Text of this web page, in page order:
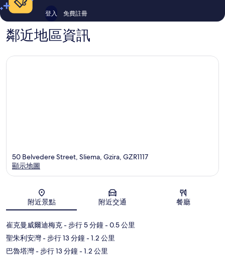
登入 免費註冊
鄰近地區資訊
地圖
50 Belvedere Street, Sliema, Gzira, GZR1117
顯示地圖
附近景點 附近交通 餐廳
崔克曼威爾迪梅克- 步行 5 分鐘- 0.5 公里
聖朱利安灣- 步行 13 分鐘- 1.2 公里
巴魯塔灣- 步行 13 分鐘- 1.2 公里